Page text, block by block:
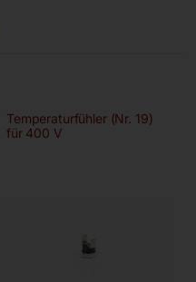
Temperaturfühler (Nr. 19)
für 400 V